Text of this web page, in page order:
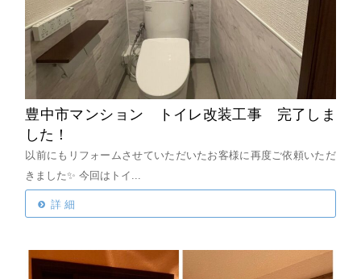
豊中市マンション トイレ改装工事 完了しま
した！
以前にもリフォームさせていただいたお客様に再度ご依頼いただ
きました✨ 今回はトイ...
詳 細